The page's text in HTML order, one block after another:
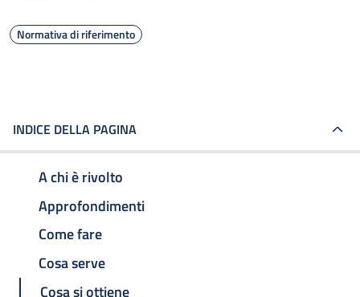
Normativa di riferimento
INDICE DELLA PAGINA
A chi è rivolto
Approfondimenti
Come fare
Cosa serve
Cosa si ottiene